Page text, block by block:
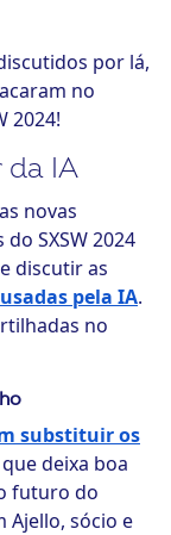
por lá,
no
2024!
da IA
novas
SXSW 2024
discutir as
pela IA.
no
substituir os
deixa boa
futuro do
Ajello, sócio e